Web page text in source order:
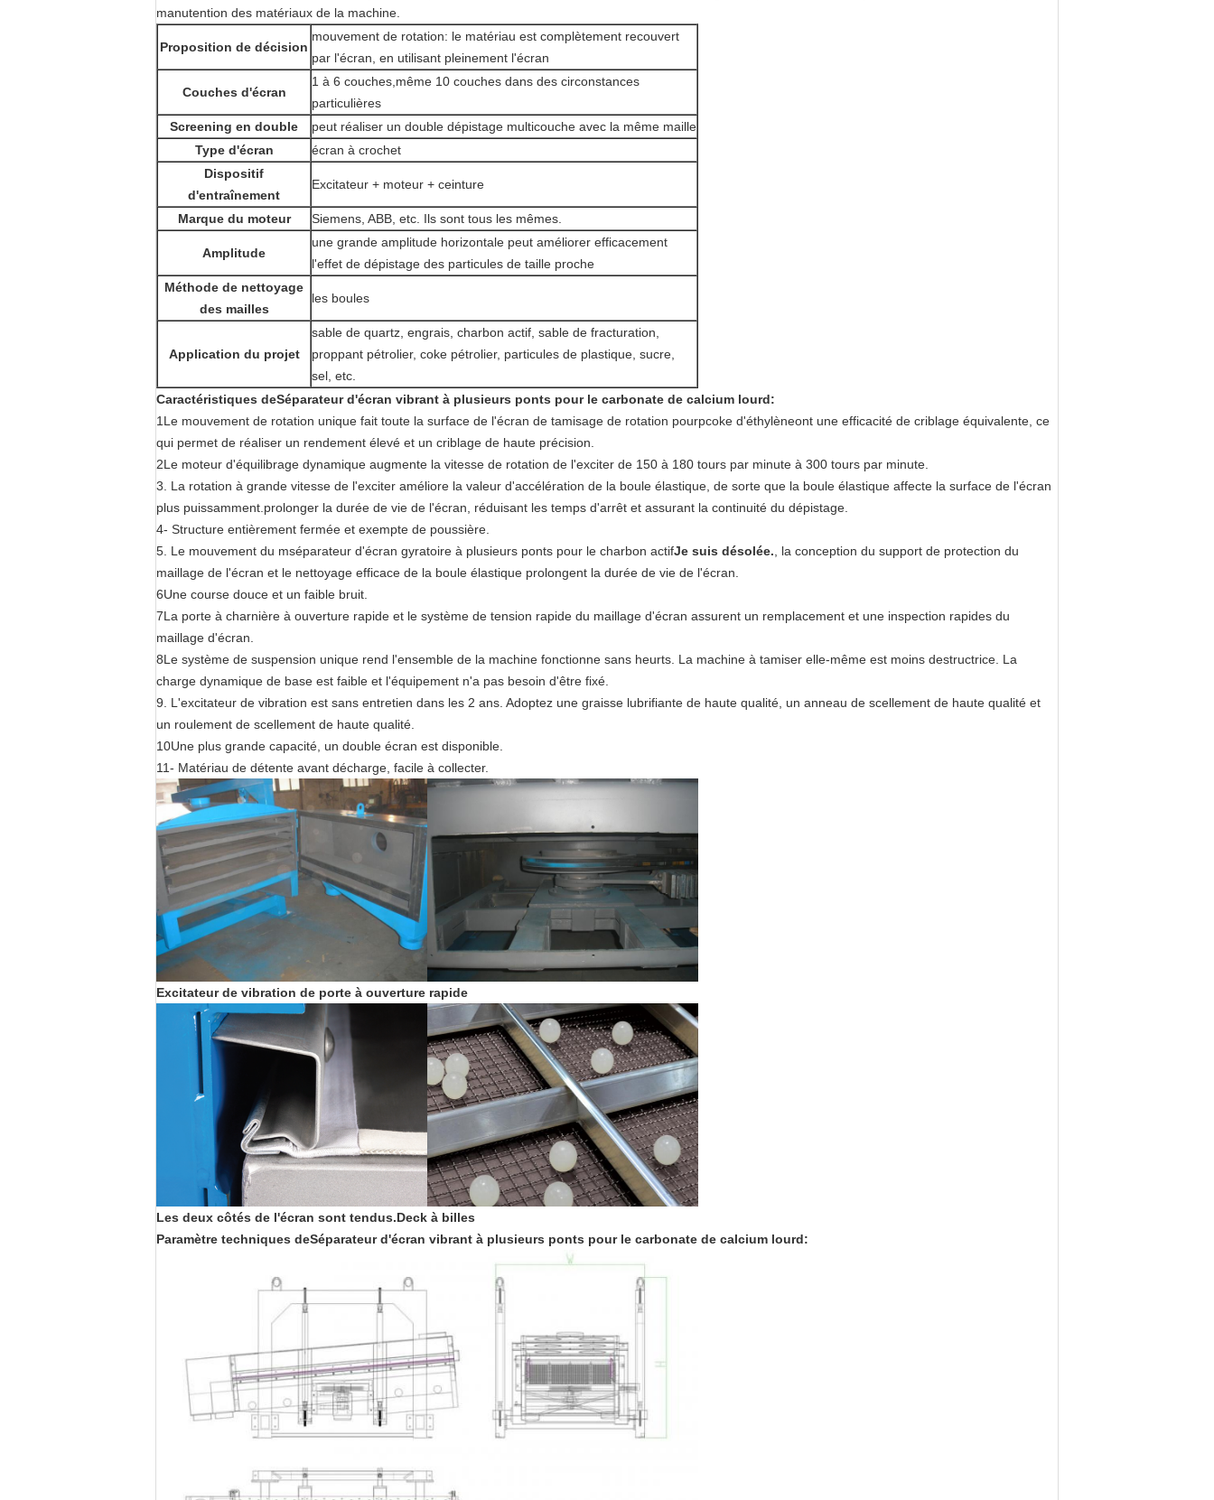
manutention des matériaux de la machine.
Proposition de décision
mouvement de rotation: le matériau est complètement recouvert
par l'écran, en utilisant pleinement l'écran
Couches d'écran
1 à 6 couches, même 10 couches dans des circonstances
particulières
Screening en double
peut réaliser un double dépistage multicouche avec la même maille
Type d'écran
écran à crochet
Dispositif
d'entraînement
Excitateur + moteur + ceinture
Marque du moteur Siemens, ABB, etc. Ils sont tous les mêmes.
Amplitude
une grande amplitude horizontale peut améliorer efficacement
l'effet de dépistage des particules de taille proche
Méthode de nettoyage
des mailles
les boules
Application du projet
sable de quartz, engrais, charbon actif, sable de fracturation,
proppant pétrolier, coke pétrolier, particules de plastique, sucre,
sel, etc.
Caractéristiques deSéparateur d'écran vibrant à plusieurs ponts pour le carbonate de calcium lourd:
1Le mouvement de rotation unique fait toute la surface de l'écran de tamisage de rotation pourpcoke d'éthylèneont une efficacité de criblage équivalente, ce
qui permet de réaliser un rendement élevé et un criblage de haute précision.
2Le moteur d'équilibrage dynamique augmente la vitesse de rotation de l'exciter de 150 à 180 tours par minute à 300 tours par minute.
3. La rotation à grande vitesse de l'exciter améliore la valeur d'accélération de la boule élastique, de sorte que la boule élastique affecte la surface de l'écran
plus puissamment.prolonger la durée de vie de l'écran, réduisant les temps d'arrêt et assurant la continuité du dépistage.
4- Structure entièrement fermée et exempte de poussière.
5. Le mouvement du mséparateur d'écran gyratoire à plusieurs ponts pour le charbon actifJe suis désolée. , la conception du support de protection du
maillage de l'écran et le nettoyage efficace de la boule élastique prolongent la durée de vie de l'écran.
6Une course douce et un faible bruit.
7La porte à charnière à ouverture rapide et le système de tension rapide du maillage d'écran assurent un remplacement et une inspection rapides du
maillage d'écran.
8Le système de suspension unique rend l'ensemble de la machine fonctionne sans heurts. La machine à tamiser elle-même est moins destructrice. La
charge dynamique de base est faible et l'équipement n'a pas besoin d'être fixé.
9. L'excitateur de vibration est sans entretien dans les 2 ans. Adoptez une graisse lubrifiante de haute qualité, un anneau de scellement de haute qualité et
un roulement de scellement de haute qualité.
10Une plus grande capacité, un double écran est disponible.
11- Matériau de détente avant décharge, facile à collecter.
Excitateur de vibration de porte à ouverture rapide
Les deux côtés de l'écran sont tendus.Deck à billes
Paramètre techniques deSéparateur d'écran vibrant à plusieurs ponts pour le carbonate de calcium lourd: